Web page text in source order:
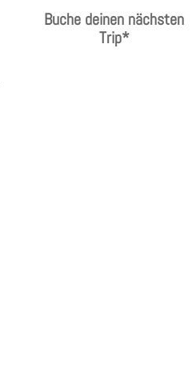
Buche deinen nächsten
Trip*